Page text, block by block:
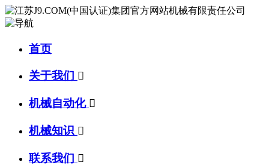
首页
关于我们 
机械自动化 
机械知识 
联系我们 